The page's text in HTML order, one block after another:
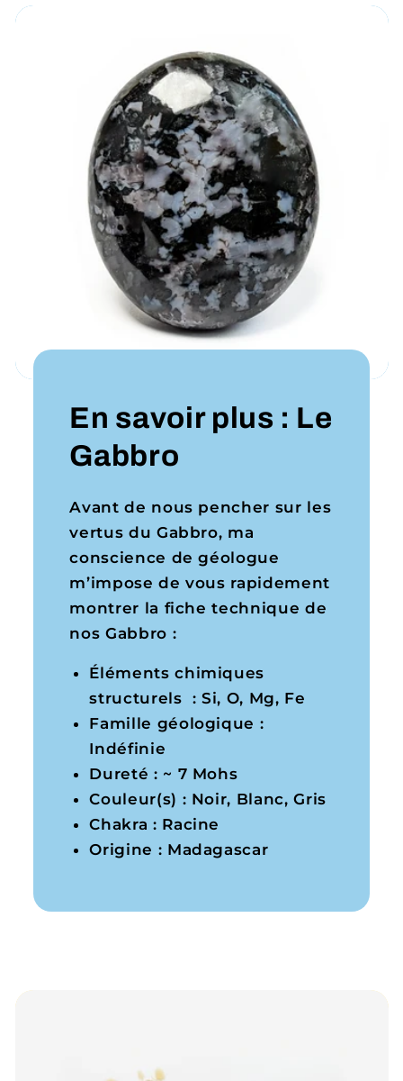
En savoir plus : Le
Gabbro
Avant de nous pencher sur les
vertus du Gabbro, ma
conscience de géologue
m’impose de vous rapidement
montrer la fiche technique de
nos Gabbro :
Éléments chimiques
structurels : Si, O, Mg, Fe
Famille géologique :
Indéfinie
Dureté : ~ 7 Mohs
Couleur(s) : Noir, Blanc, Gris
Chakra : Racine
Origine : Madagascar